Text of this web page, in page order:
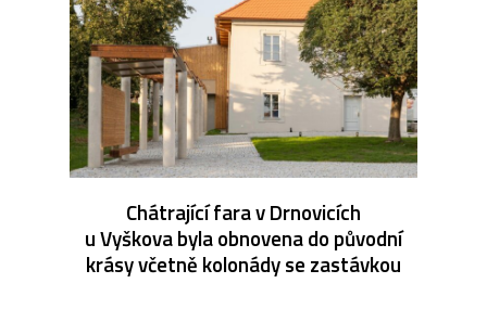
Chátrající fara v Drnovicích
u Vyškova byla obnovena do původní
krásy včetně kolonády se zastávkou